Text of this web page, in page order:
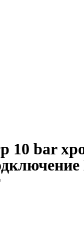
10 bar